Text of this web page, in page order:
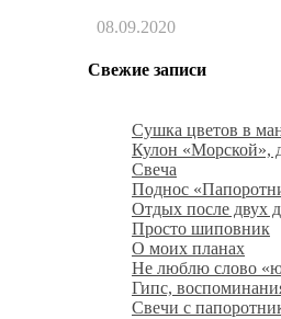
08.09.2020
Свежие записи
Сушка цветов в
Кулон «Морской»,
Свеча
Поднос
Отдых после двух
Просто шиповник
О моих планах
Не люблю слово
Гипс,
Свечи с